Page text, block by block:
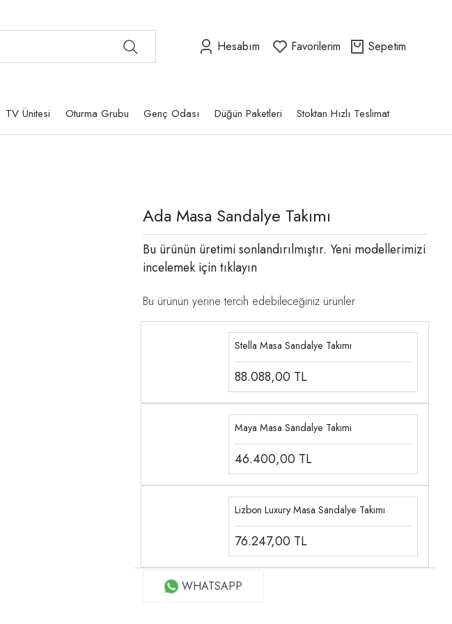
Hesabım Favorilerim Sepetim
TV Ünitesi Oturma Grubu Genç Odası Düğün Paketleri Stoktan Hızlı Teslimat
Ada Masa Sandalye Takımı
Bu ürünün üretimi sonlandırılmıştır. Yeni modellerimizi
incelemek içintıklayın
Bu ürünün yerine tercih edebileceğiniz ürünler
Stella Masa Sandalye Takımı
88.088,00 TL
Maya Masa Sandalye Takımı
46.400,00 TL
Lizbon Luxury Masa Sandalye Takımı
76.247,00 TL
WHATSAPP